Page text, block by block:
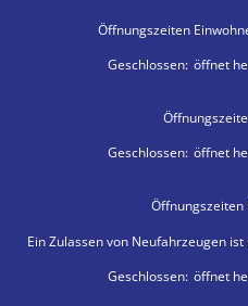
Öffnungszeiten
Klicken, um weitere
Geschlossen: öffnet
Klicken, um weitere
Geschlossen: öffnet
Öffnungszeiten
Ein Zulassen von Neufahrzeugen
Klicken, um weitere
Geschlossen: öffnet